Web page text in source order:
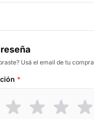
Usá el email de tu
*